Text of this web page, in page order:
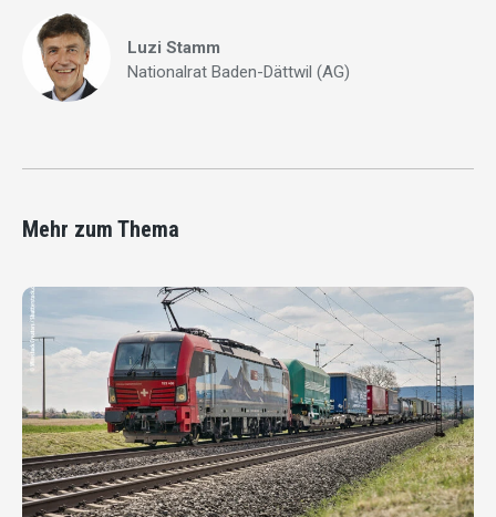
Luzi Stamm
Nationalrat Baden-Dättwil (AG)
Mehr zum Thema